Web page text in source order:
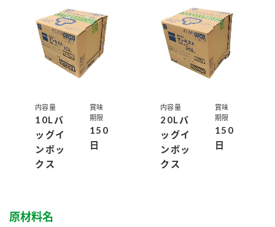
納豆 Fibee
スペシャルサイト
お酢を知ろう！
納豆の豆知識
鍋奉行マニュアル
ミツカンのCM
MIM（ミツカンミュージアム）
各部門が大切にしていること
おいしさと健康への取り組み
キッザニア東京「ぽん酢工房」
よくあるご質問
お問い合わせ
ミツカン公式通販
内容量
10Lバ
ッグイ
ンボッ
クス
賞味
期限
150
日
内容量
20Lバ
ッグイ
ンボッ
クス
賞味
期限
150
日
原材料名